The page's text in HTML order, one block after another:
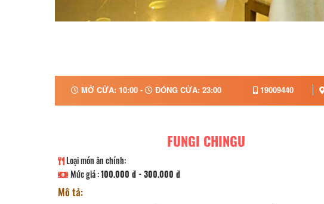
MỞ CỬA: 10:00 - ĐÓNG CỬA: 23:00 19009440
FUNGI CHINGU
Loại món ăn chính:
Mức giá :100.000 đ - 300.000 đ
Mô tả: